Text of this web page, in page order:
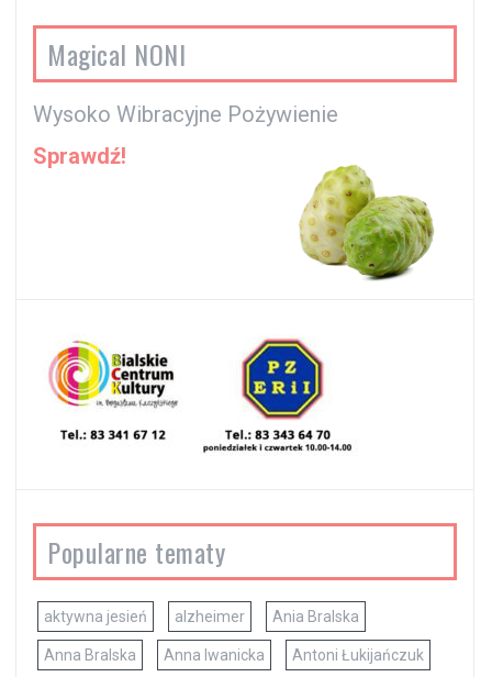
Magical NONI
Wysoko Wibracyjne Pożywienie
Sprawdź!
Popularne tematy
aktywna jesień alzheimer Ania Bralska
Anna Bralska Anna Iwanicka Antoni Łukijańczuk